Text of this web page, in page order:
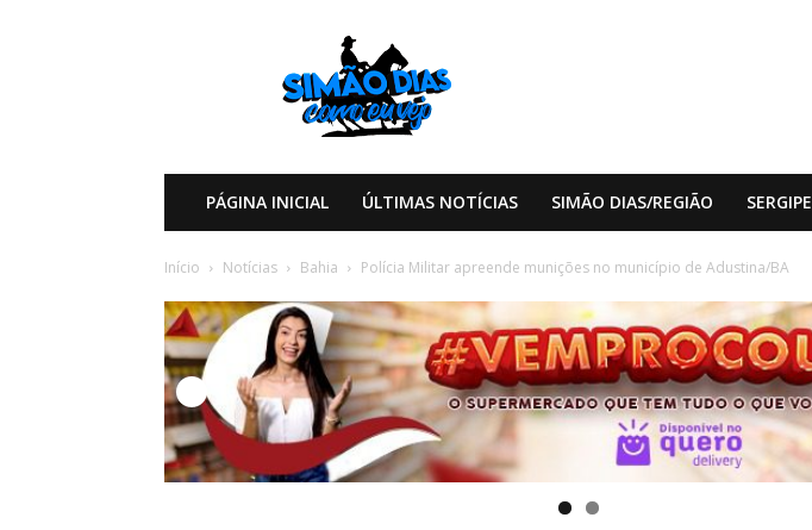
PÁGINA INICIAL ÚLTIMAS NOTÍCIAS SIMÃO DIAS/REGIÃO SERGIPE
Início Notícias Bahia Polícia Militar apreende munições no município de Adustina/BA